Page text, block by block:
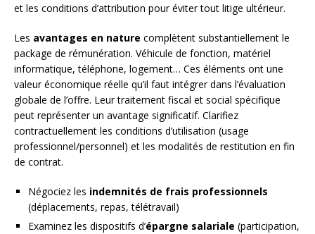
et les conditions d’attribution pour éviter tout litige ultérieur.
Les avantages en nature complètent substantiellement le
package de rémunération. Véhicule de fonction, matériel
informatique, téléphone, logement… Ces éléments ont une
valeur économique réelle qu’il faut intégrer dans l’évaluation
globale de l’offre. Leur traitement fiscal et social spécifique
peut représenter un avantage significatif. Clarifiez
contractuellement les conditions d’utilisation (usage
professionnel/personnel) et les modalités de restitution en fin
de contrat.
Négociez les indemnités de frais professionnels
(déplacements, repas, télétravail)
Examinez les dispositifs d’épargne salariale (participation,